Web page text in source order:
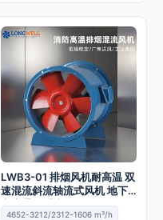
LWB3-01 排烟风机耐高温 双
速混流斜流轴流式风机 地下
车库通风系统
4652-3212/2312-1606 m³/h